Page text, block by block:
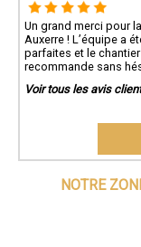
Un grand merci pour
Auxerre ! L’équipe a
parfaites et le
recommande sans
Voir tous les avis
NOTRE